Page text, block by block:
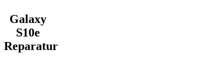
Galaxy
S10e
Reparatur